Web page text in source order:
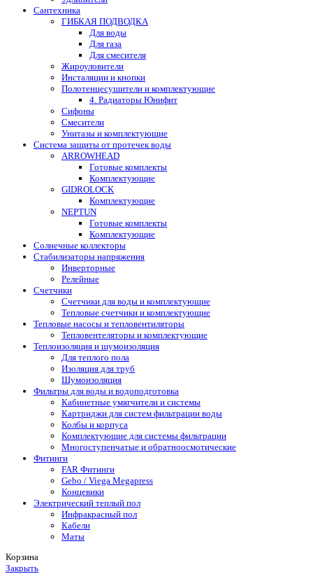
Сантехника
ГИБКАЯ ПОДВОДКА
Для воды
Для газа
Для смесителя
Жироуловители
Инсталяции и кнопки
Полотенцесушители и комплектующие
4. Радиаторы Юнифит
Сифоны
Смесители
Унитазы и комплектующие
Система защиты от протечек воды
ARROWHEAD
Готовые комплекты
Комплектующие
GIDROLOCK
Комплектующие
NEPTUN
Готовые комплекты
Комплектующие
Солнечные коллекторы
Стабилизаторы напряжения
Инверторные
Релейные
Счетчики
Счетчики для воды и комплектующие
Тепловые счетчики и комплектующие
Тепловые насосы и тепловентиляторы
Тепловентеляторы и комплектующие
Теплоизоляция и шумоизоляция
Для теплого пола
Изоляция для труб
Шумоизоляция
Фильтры для воды и водоподготовка
Кабинетные умягчители и системы
Картриджи для систем фильтрации воды
Колбы и корпуса
Комплектующие для системы фильтрации
Многоступенчатые и обратноосмотические
Фитинги
FAR Фитинги
Gebo / Viega Megapress
Концевики
Электрический теплый пол
Инфракрасный пол
Кабели
Маты
Корзина
Закрыть